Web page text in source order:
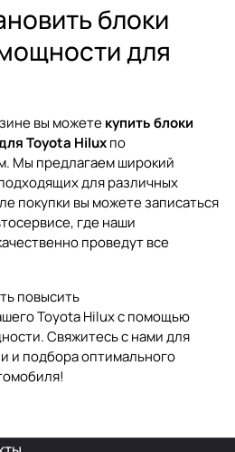
блоки
для
вы можетекупить блоки
Toyota Hiluxпо
Мы предлагаем широкий
для различных
покупки вы можете записаться
где наши
проведут все
повысить
Toyota Hilux с помощью
Свяжитесь с нами для
и подбора оптимального